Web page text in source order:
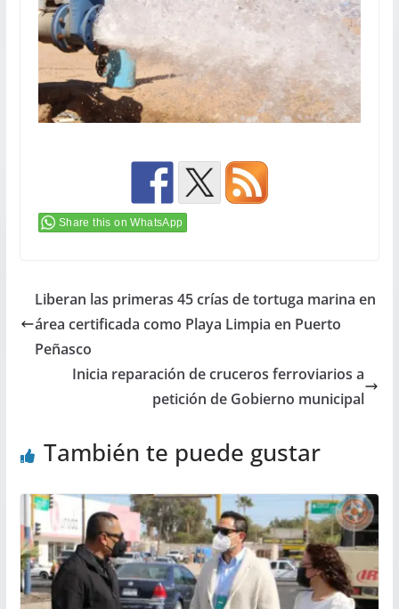
Share this on WhatsApp
Liberan las primeras 45 crías de tortuga marina en
área certificada como Playa Limpia en Puerto
Peñasco
Inicia reparación de cruceros ferroviarios a
petición de Gobierno municipal
También te puede gustar